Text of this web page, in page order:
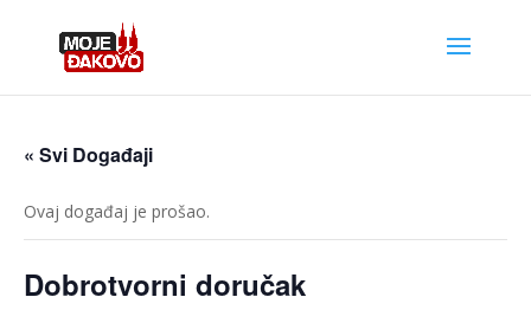
« Svi Događaji
Ovaj događaj je prošao.
Dobrotvorni doručak